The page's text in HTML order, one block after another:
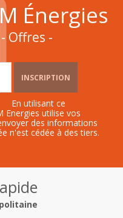
Énergies
Offres -
INSCRIPTION
En utilisant ce
Energies utilise vos
des informations
n'est cédée à des tiers.